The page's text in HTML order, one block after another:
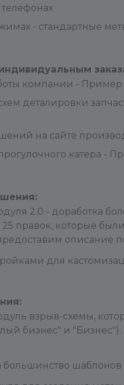
- стандартные
компании - Пример
деталировки
на сайте
катера -
2.0 - доработка
правок, которые
описание
для
взрыв-схемы,
бизнес" и